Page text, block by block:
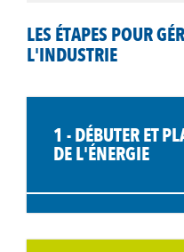
LES ÉTAPES POUR
L'INDUSTRIE
1 - DÉBUTER ET
DE L'ÉNERGIE